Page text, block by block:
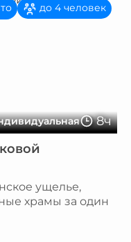
8ч
до 4 человек
ущелье,
храмы за один